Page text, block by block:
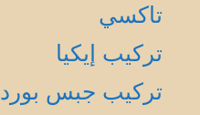
تاكسي
تركيب إيكيا
تركيب جبس بورد